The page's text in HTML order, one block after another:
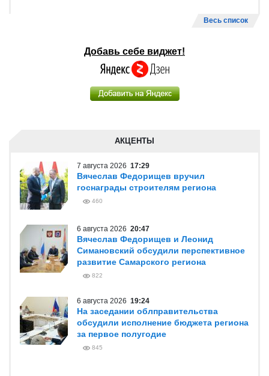
Весь список
Добавь себе виджет!
АКЦЕНТЫ
7 августа 2026 17:29
Вячеслав Федорищев вручил
госнаграды строителям региона
460
6 августа 2026 20:47
Вячеслав Федорищев и Леонид
Симановский обсудили перспективное
развитие Самарского региона
822
6 августа 2026 19:24
На заседании облправительства
обсудили исполнение бюджета региона
за первое полугодие
845